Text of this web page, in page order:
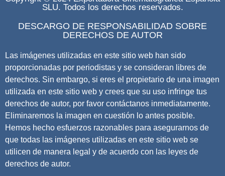
SLU. Todos los derechos reservados.
DESCARGO DE RESPONSABILIDAD SOBRE
DERECHOS DE AUTOR
Las imágenes utilizadas en este sitio web han sido
proporcionadas por periodistas y se consideran libres de
derechos. Sin embargo, si eres el propietario de una imagen
utilizada en este sitio web y crees que su uso infringe tus
derechos de autor, por favor contáctanos inmediatamente.
Eliminaremos la imagen en cuestión lo antes posible.
Hemos hecho esfuerzos razonables para asegurarnos de
que todas las imágenes utilizadas en este sitio web se
utilicen de manera legal y de acuerdo con las leyes de
derechos de autor.